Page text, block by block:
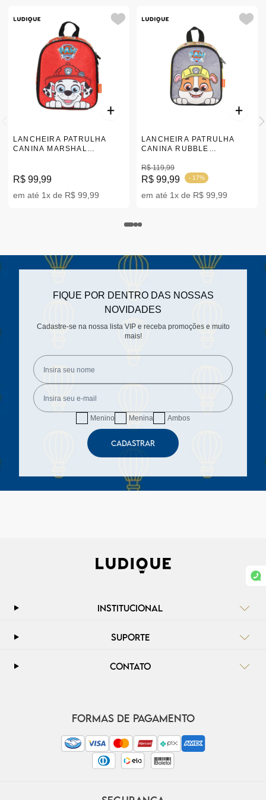
LANCHEIRA PATRULHA
CANINA MARSHAL
R$ 99,99
em até 1x de R$ 99,99
LANCHEIRA PATRULHA
CANINA RUBBLE
R$ 119,99
R$ 99,99 - 17%
em até 1x de R$ 99,99
FIQUE POR DENTRO DAS NOSSAS
NOVIDADES
Cadastre-se na nossa lista VIP e receba promoções e muito
mais!
Menino Menina Ambos
CADASTRAR
INSTITUCIONAL
SUPORTE
CONTATO
FORMAS DE PAGAMENTO